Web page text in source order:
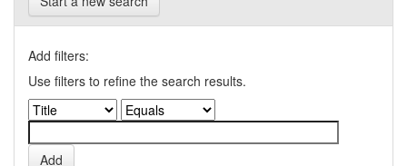
Add filters:
Use filters to refine the search results.